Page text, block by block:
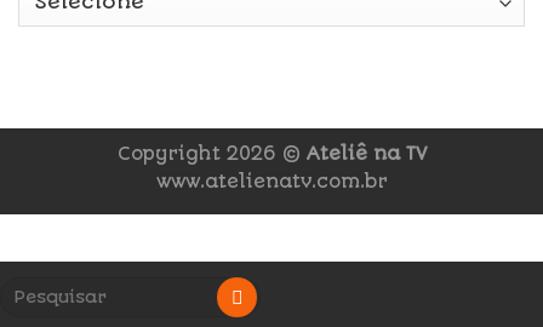
Copyright 2026 © Ateliê na TV
www.atelienatv.com.br